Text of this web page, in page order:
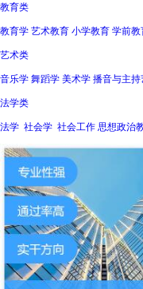
教育类
教育学 艺术教育 小学教育 学前教
艺术类
音乐学 舞蹈学 美术学 播音与主
法学类
法学 社会学 社会工作 思想政治